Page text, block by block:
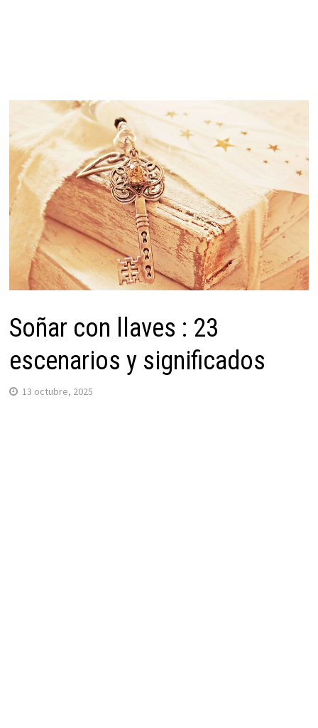
Soñar con llaves : 23
escenarios y significados
13 octubre, 2025